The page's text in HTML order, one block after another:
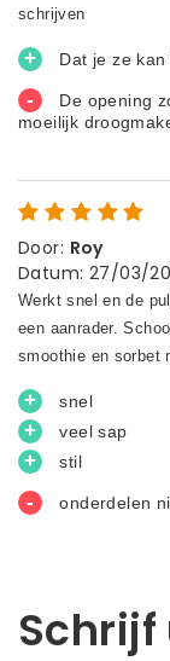
Door: Roy
Datum: 27/03/
Schrijf